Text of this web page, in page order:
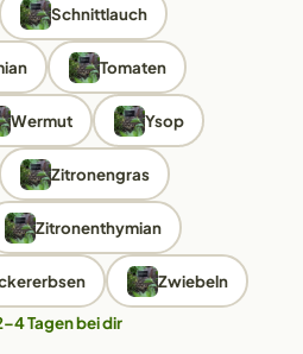
Schnittlauch
Tomaten
Wermut Ysop
Zitronengras
Zitronenthymian
Zwiebeln
Tagen bei dir